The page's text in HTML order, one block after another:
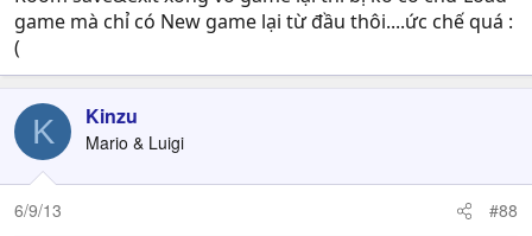
game mà chỉ có New game lại từ đầu thôi....ức chế quá :
(
K Kinzu
Mario & Luigi
6/9/13 #88